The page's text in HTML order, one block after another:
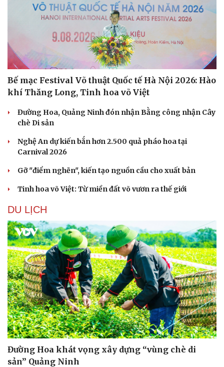
Du lịch
Săn Tour
check-in
Podcast
Kể chuyện cho bé
Hạt giống tâm hồn
Bế mạc Festival Võ thuật Quốc tế Hà Nội 2026: Hào
khí Thăng Long, Tinh hoa võ Việt
Đường Hoa, Quảng Ninh đón nhận Bằng công nhận Cây
chè Di sản
Nghệ An dự kiến bắn hơn 2.500 quả pháo hoa tại
Carnival 2026
Gỡ "điểm nghẽn", kiến tạo nguồn cầu cho xuất bản
Tinh hoa võ Việt: Từ miền đất võ vươn ra thế giới
DU LỊCH
Đường Hoa khát vọng xây dựng “vùng chè di
sản” Quảng Ninh